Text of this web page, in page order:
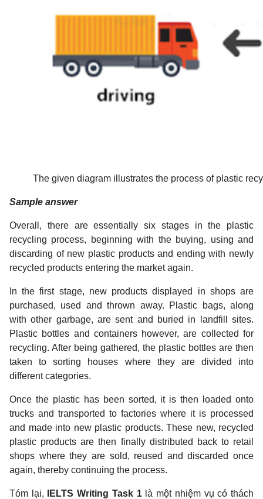
The given diagram illustrates the process of plastic
Sample answer
Overall, there are essentially six stages in the plastic
recycling process, beginning with the buying, using and
discarding of new plastic products and ending with newly
recycled products entering the market again.
In the first stage, new products displayed in shops are
purchased, used and thrown away. Plastic bags, along
with other garbage, are sent and buried in landfill sites.
Plastic bottles and containers however, are collected for
recycling. After being gathered, the plastic bottles are then
taken to sorting houses where they are divided into
different categories.
Once the plastic has been sorted, it is then loaded onto
trucks and transported to factories where it is processed
and made into new plastic products. These new, recycled
plastic products are then finally distributed back to retail
shops where they are sold, reused and discarded once
again, thereby continuing the process.
Tóm lại, IELTS Writing Task 1là một nhiệm vụ có thách